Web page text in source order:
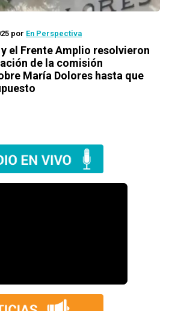
por En Perspectiva
el Frente Amplio resolvieron
de la comisión
María Dolores hasta que